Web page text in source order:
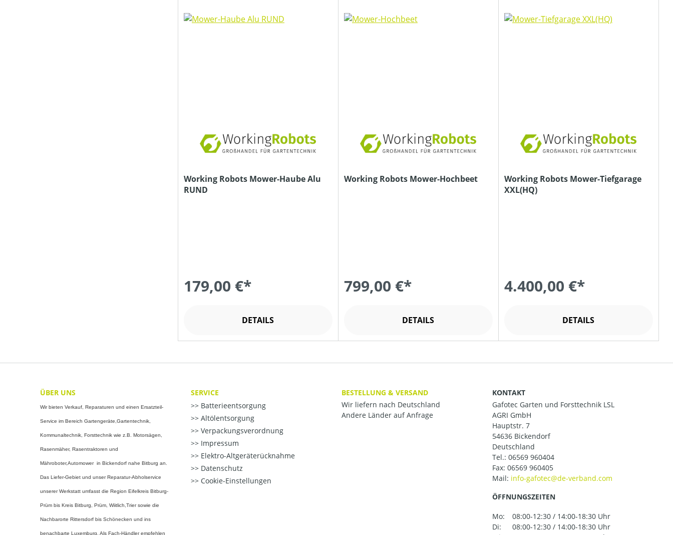
Working Robots Mower-Haube Alu
RUND
179,00 €*
DETAILS
Working Robots Mower-Hochbeet
799,00 €*
DETAILS
Working Robots Mower-Tiefgarage
XXL(HQ)
4.400,00 €*
DETAILS
ÜBER UNS
Wir bieten Verkauf, Reparaturen und einen Ersatzteil-
Service im Bereich Gartengeräte,Gartentechnik,
Kommunaltechnik, Forsttechnik wie z.B. Motorsägen,
Rasenmäher, Rasentraktoren und
Mähroboter,Automower in Bickendorf nahe Bitburg an.
Das Liefer-Gebiet und unser Reparatur-Abholservice
unserer Werkstatt umfasst die Region Eifelkreis Bitburg-
Prüm bis Kreis Bitburg, Prüm, Wiitlich,Trier sowie die
Nachbarorte Rittersdorf bis Schönecken und ins
benachbarte Luxemburg. Als Fach-Händler empfehlen
SERVICE
Batterieentsorgung
Altölentsorgung
Verpackungsverordnung
Impressum
Elektro-Altgeräterücknahme
Datenschutz
Cookie-Einstellungen
BESTELLUNG & VERSAND
Wir liefern nach Deutschland
Andere Länder auf Anfrage
KONTAKT
Gafotec Garten und Forsttechnik LSL
AGRI GmbH
Hauptstr. 7
54636 Bickendorf
Deutschland
Tel.: 06569 960404
Fax: 06569 960405
Mail:
ÖFFNUNGSZEITEN
Mo:
08:00-12:30 / 14:00-18:30 Uhr
Di:
08:00-12:30 / 14:00-18:30 Uhr